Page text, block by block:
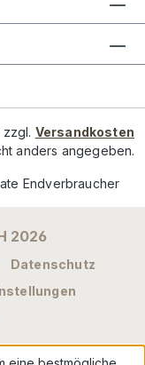
Versandkosten
anders angegeben.
Endverbraucher
2026
Datenschutz